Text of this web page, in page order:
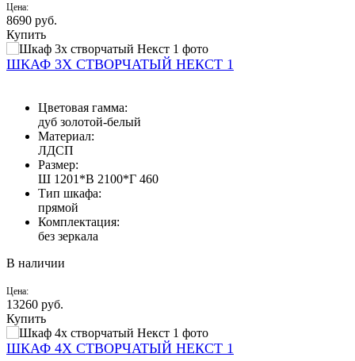
Цена:
8690 руб.
Купить
ШКАФ 3Х СТВОРЧАТЫЙ НЕКСТ 1
Цветовая гамма:
дуб золотой-белый
Материал:
ЛДСП
Размер:
Ш 1201*В 2100*Г 460
Тип шкафа:
прямой
Комплектация:
без зеркала
В наличии
Цена:
13260 руб.
Купить
ШКАФ 4Х СТВОРЧАТЫЙ НЕКСТ 1